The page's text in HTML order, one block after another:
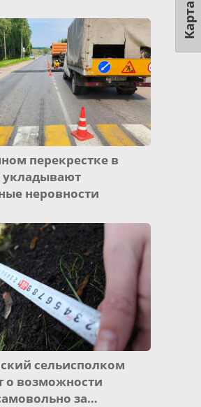
перекрестке в
неровности
сельисполком
о возможности
за…
Карта